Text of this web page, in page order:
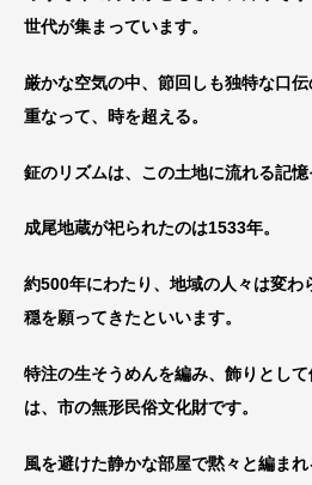
世代が集まっています。
厳かな空気の中、節回しも独特な口
重なって、時を超える。
鉦のリズムは、この土地に流れる記憶
成尾地蔵が祀られたのは1533年。
約500年にわたり、地域の人々は変わ
穏を願ってきたといいます。
特注の生そうめんを編み、飾りとして
は、市の無形民俗文化財です。
風を避けた静かな部屋で黙々と編ま